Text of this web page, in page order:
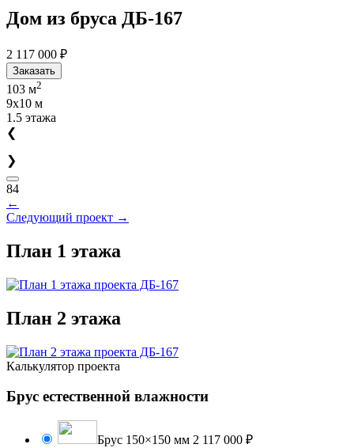
Дом из бруса ДБ-167
2 117 000 ₽
Заказать
103 м2
9x10 м
1.5 этажа
❮
❯
84
←
Следующий проект →
План 1 этажа
План 2 этажа
Калькулятор проекта
Брус естественной влажности
Брус 150×150 мм 2 117 000 ₽